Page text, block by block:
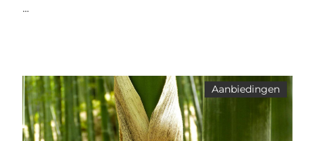
...
Aanbiedingen